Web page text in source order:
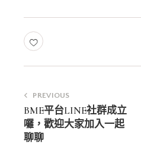
文
章
導
覽
PREVIOUS
BME平台LINE社群成立
囉，歡迎大家加入一起
聊聊